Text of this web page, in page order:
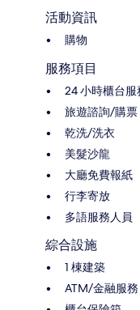
活動資訊
購物
服務項目
24 小時櫃台服
旅遊諮詢/購票
乾洗/洗衣
美髮沙龍
大廳免費報紙
行李寄放
多語服務人員
綜合設施
1 棟建築
ATM/金融服務